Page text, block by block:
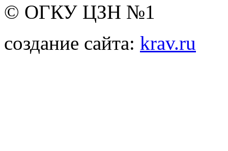
© ОГКУ ЦЗН №1
создание сайта: krav.ru